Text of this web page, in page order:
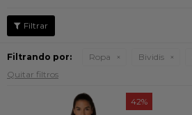
Filtrando por: Ropa Bividis
Quitar filtros
42